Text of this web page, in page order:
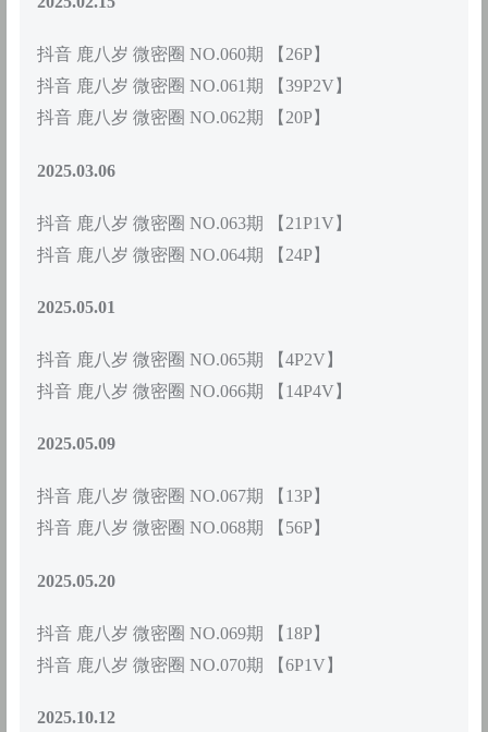
抖音 鹿八岁 微密圈 NO.060期 【26P】
抖音 鹿八岁 微密圈 NO.061期 【39P2V】
抖音 鹿八岁 微密圈 NO.062期 【20P】
2025.03.06
抖音 鹿八岁 微密圈 NO.063期 【21P1V】
抖音 鹿八岁 微密圈 NO.064期 【24P】
2025.05.01
抖音 鹿八岁 微密圈 NO.065期 【4P2V】
抖音 鹿八岁 微密圈 NO.066期 【14P4V】
2025.05.09
抖音 鹿八岁 微密圈 NO.067期 【13P】
抖音 鹿八岁 微密圈 NO.068期 【56P】
2025.05.20
抖音 鹿八岁 微密圈 NO.069期 【18P】
抖音 鹿八岁 微密圈 NO.070期 【6P1V】
2025.10.12